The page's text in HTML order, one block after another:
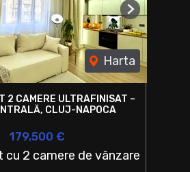
Harta
Next
2 CAMERE ULTRAFINISAT –
CLUJ-NAPOCA
179,500 €
2 camere de vânzare